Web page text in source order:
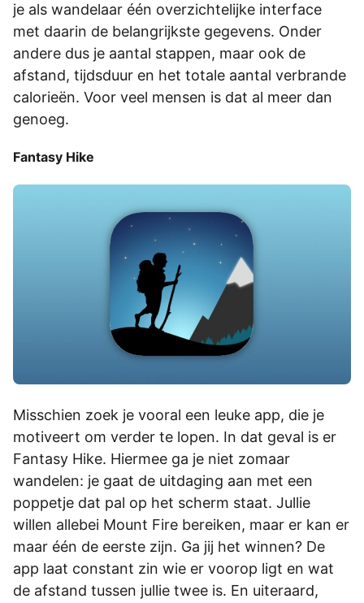
je als wandelaar één overzichtelijke interface
met daarin de belangrijkste gegevens. Onder
andere dus je aantal stappen, maar ook de
afstand, tijdsduur en het totale aantal verbrande
calorieën. Voor veel mensen is dat al meer dan
genoeg.
Fantasy Hike
Misschien zoek je vooral een leuke app, die je
motiveert om verder te lopen. In dat geval is er
Fantasy Hike. Hiermee ga je niet zomaar
wandelen: je gaat de uitdaging aan met een
poppetje dat pal op het scherm staat. Jullie
willen allebei Mount Fire bereiken, maar er kan er
maar één de eerste zijn. Ga jij het winnen? De
app laat constant zin wie er voorop ligt en wat
de afstand tussen jullie twee is. En uiteraard,